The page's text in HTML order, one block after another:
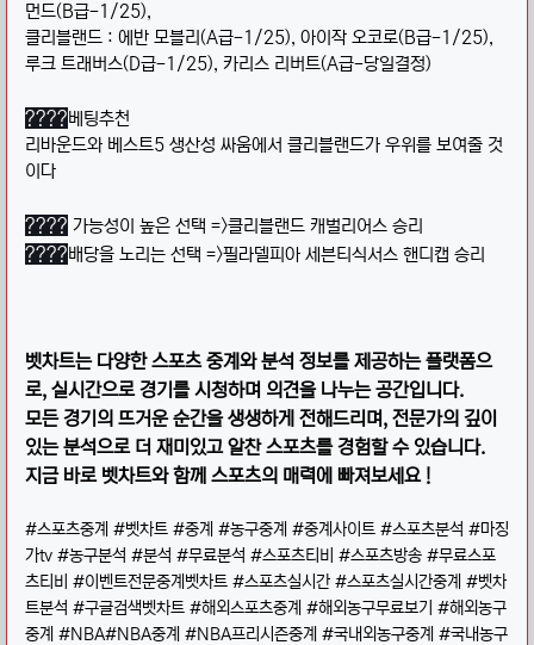
먼드(B급-1/25),
클리블랜드 : 에반 모블리(A급-1/25), 아이작 오코로(B급-1/25),
루크 트래버스(D급-1/25), 카리스 리버트(A급-당일결정)
????베팅추천
리바운드와 베스트5 생산성 싸움에서 클리블랜드가 우위를 보여줄 것
이다
???? 가능성이 높은 선택 =>클리블랜드 캐벌리어스 승리
????배당을 노리는 선택 =>필라델피아 세븐티식서스 핸디캡 승리
벳차트는 다양한 스포츠 중계와 분석 정보를 제공하는 플랫폼으
로, 실시간으로 경기를 시청하며 의견을 나누는 공간입니다.
모든 경기의 뜨거운 순간을 생생하게 전해드리며, 전문가의 깊이
있는 분석으로 더 재미있고 알찬 스포츠를 경험할 수 있습니다.
지금 바로 벳차트와 함께 스포츠의 매력에 빠져보세요 !
​#스포츠중계 #벳차트 #중계 #농구중계 #중계사이트 #스포츠분석 #마징
가tv #농구분석 #분석 #무료분석 #스포츠티비 #스포츠방송 #무료스포
츠티비 #이벤트전문중계벳차트 #스포츠실시간 #스포츠실시간중계 #벳차
트분석 #구글검색벳차트 #해외스포츠중계 #해외농구무료보기 #해외농구
중계 #NBA#NBA중계 #NBA프리시즌중계 #국내외농구중계 #국내농구